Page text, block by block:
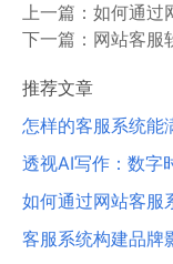
上一篇： 如何通过
下一篇： 网站客服
推荐文章
怎样的客服系统能
透视AI写作：数字
如何通过网站客服
客服系统构建品牌